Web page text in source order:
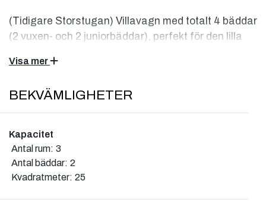
(Tidigare Storstugan) Villavagn med totalt 4 bäddar
(2 vuxen- och 2 juniorbäddar), perfekt för den lilla
vacker havsutsikt. Till Visbys rika utbud innanför
Ett underbart boende alldeles intill havet i Visby på Gotland.
vardagsrum och kök med soffa och bord, spis, kyl, micro,
kaffebryggare och köksutrutning. Ett sovrum med två
juniorsängar (65x160 cm) och ett sovrum med en
dubbelsäng (140x200 cm). Badrum med dusch, handfat och
WC.
Visa mer
BEKVÄMLIGHETER
Kapacitet
Antal rum: 3
Antal bäddar: 2
Kvadratmeter: 25